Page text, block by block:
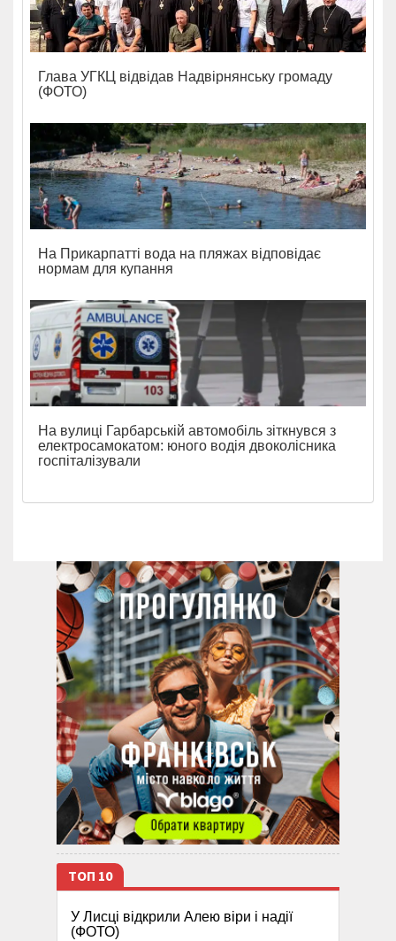
Глава УГКЦ відвідав Надвірнянську громаду
(ФОТО)
На Прикарпатті вода на пляжах відповідає
нормам для купання
На вулиці Гарбарській автомобіль зіткнувся з
електросамокатом: юного водія двоколісника
госпіталізували
ТОП 10
У Лисці відкрили Алею віри і надії
(ФОТО)